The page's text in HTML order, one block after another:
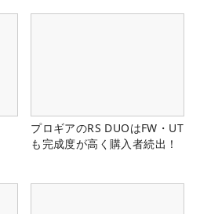
プロギアのRS DUOはFW・UT
も完成度が高く購入者続出！